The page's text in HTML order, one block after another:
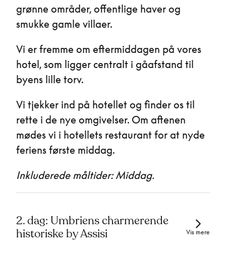
grønne områder, offentlige haver og
smukke gamle villaer.
Vi er fremme om eftermiddagen på vores
hotel, som ligger centralt i gåafstand til
byens lille torv.
Vi tjekker ind på hotellet og finder os til
rette i de nye omgivelser. Om aftenen
mødes vi i hotellets restaurant for at nyde
feriens første middag.
Inkluderede måltider: Middag.
2. dag: Umbriens charmerende
historiske by Assisi
Vis mere